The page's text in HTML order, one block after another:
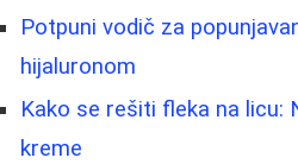
Potpuni vodič za
hijaluronom
Kako se rešiti fleka na licu:
kreme